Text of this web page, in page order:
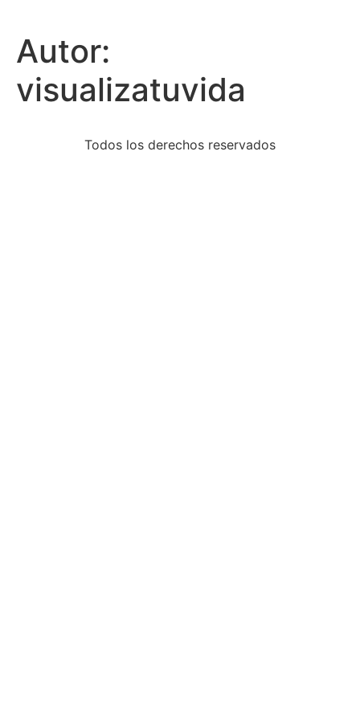
Autor:
visualizatuvida
Todos los derechos reservados